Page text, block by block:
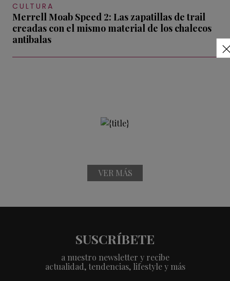
CULTURA
Merrell Moab Speed 2: Las zapatillas de trail
creadas con el mismo material de los chalecos
antibalas
VER MÁS
SUSCRÍBETE
a nuestro newsletter y recibe
actualidad, tendencias, lifestyle y más